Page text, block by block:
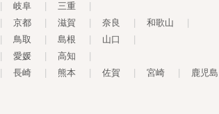
岐阜 三重
京都 滋賀 奈良 和歌山
鳥取 島根 山口
愛媛 高知
長崎 熊本 佐賀 宮崎 鹿児島